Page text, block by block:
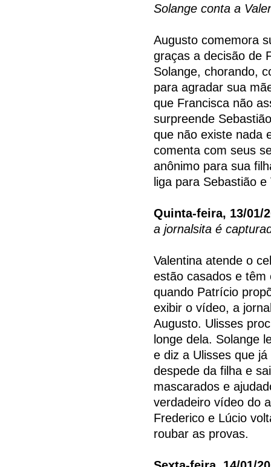
Solange conta a
Augusto comemora
graças a decisão de
Solange, chorando,
para agradar sua
que Francisca não
surpreende
que não existe nada
comenta com seus
anônimo para sua
liga para Sebastião
Quinta-feira, 13/01/
a jornalsita é
Valentina atende o
estão casados e têm
quando Patrício
exibir o vídeo, a
Augusto. Ulisses
longe dela. Solange
e diz a Ulisses que
despede da filha e
mascarados e
verdadeiro vídeo do
Frederico e Lúcio
roubar as provas.